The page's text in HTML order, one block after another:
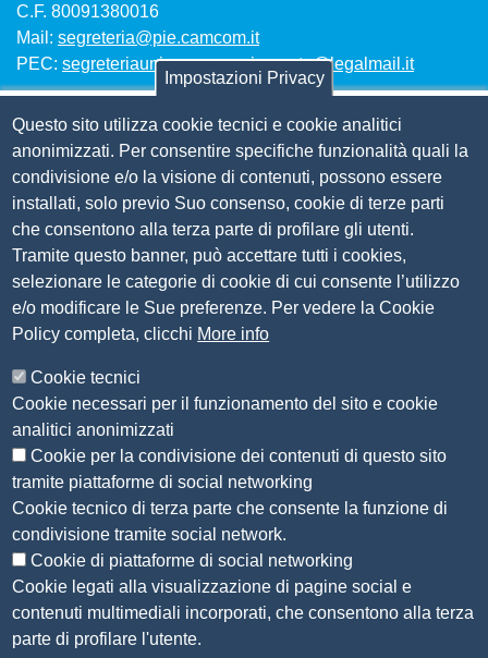
C.F. 80091380016
Mail: segreteria@pie.camcom.it
PEC: segreteriaunioncamerepiemonte@legalmail.it
Amm. trasparente
Bandi per contributi
Codice etico
Organigramma
Piano anticorruzione 2019-2021
Selezione personale
Statuto
CSR Piemonte
AlpMed - le Camere di commercio dell'Euroregione
ADR Piemonte
Seguici su
Menù privacy
Note legali Accesso riservato Privacy
Impostazioni Privacy
Questo sito utilizza cookie tecnici e cookie analitici
anonimizzati. Per consentire specifiche funzionalità quali la
condivisione e/o la visione di contenuti, possono essere
installati, solo previo Suo consenso, cookie di terze parti
che consentono alla terza parte di profilare gli utenti.
Tramite questo banner, può accettare tutti i cookies,
selezionare le categorie di cookie di cui consente l’utilizzo
e/o modificare le Sue preferenze. Per vedere la Cookie
Policy completa, clicchi More info
Cookie tecnici
Cookie necessari per il funzionamento del sito e cookie
analitici anonimizzati
Cookie per la condivisione dei contenuti di questo sito
tramite piattaforme di social networking
Cookie tecnico di terza parte che consente la funzione di
condivisione tramite social network.
Cookie di piattaforme di social networking
Cookie legati alla visualizzazione di pagine social e
contenuti multimediali incorporati, che consentono alla terza
parte di profilare l'utente.